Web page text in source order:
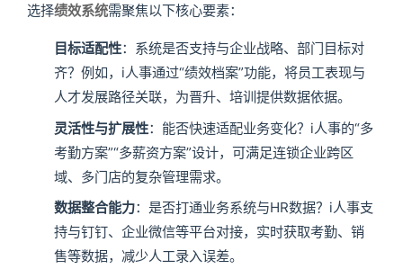
选择绩效系统需聚焦以下核心要素：
目标适配性：系统是否支持与企业战略、部门目标对
齐？例如，i人事通过“绩效档案”功能，将员工表现与
人才发展路径关联，为晋升、培训提供数据依据。
灵活性与扩展性：能否快速适配业务变化？i人事的“多
考勤方案”“多薪资方案”设计，可满足连锁企业跨区
域、多门店的复杂管理需求。
数据整合能力：是否打通业务系统与HR数据？i人事支
持与钉钉、企业微信等平台对接，实时获取考勤、销
售等数据，减少人工录入误差。